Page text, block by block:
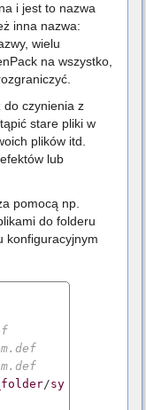
i jest to nazwa
inna nazwa:
wielu
na wszystko,
do czynienia z
stare pliki w
plików itd.
lub
pomocą np.
do folderu
konfiguracyjnym
/sy